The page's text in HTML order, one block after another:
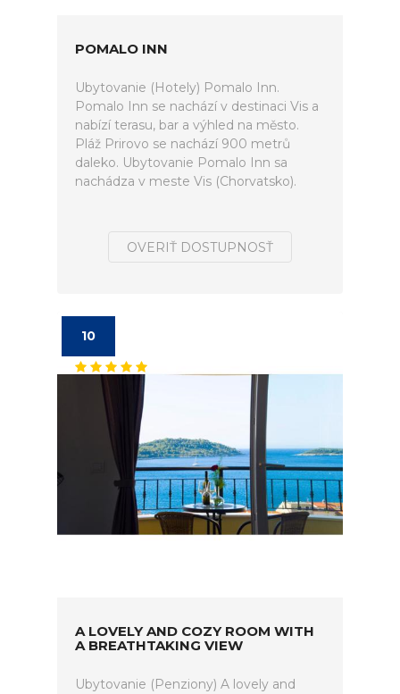
POMALO INN
Ubytovanie (Hotely) Pomalo Inn.
Pomalo Inn se nachází v destinaci Vis a
nabízí terasu, bar a výhled na město.
Pláž Prirovo se nachází 900 metrů
daleko. Ubytovanie Pomalo Inn sa
nachádza v meste Vis (Chorvatsko).
OVERIŤ DOSTUPNOSŤ
10
A LOVELY AND COZY ROOM WITH
A BREATHTAKING VIEW
Ubytovanie (Penziony) A lovely and